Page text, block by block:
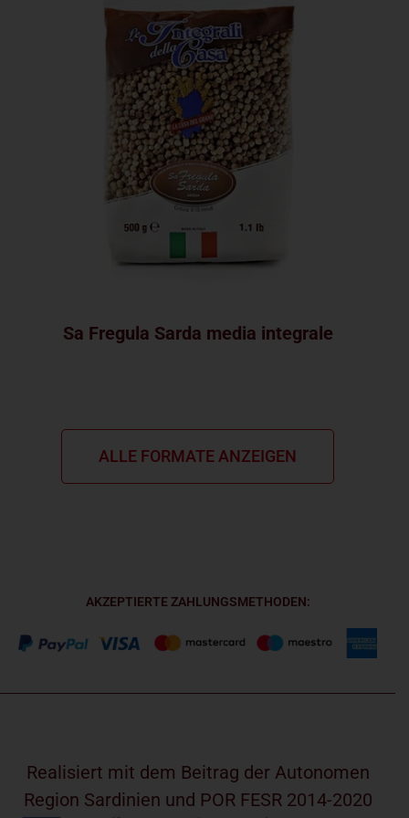
Sa Fregula Sarda media integrale
ALLE FORMATE ANZEIGEN
AKZEPTIERTE ZAHLUNGSMETHODEN:
Realisiert mit dem Beitrag der Autonomen
Region Sardinien und POR FESR 2014-2020